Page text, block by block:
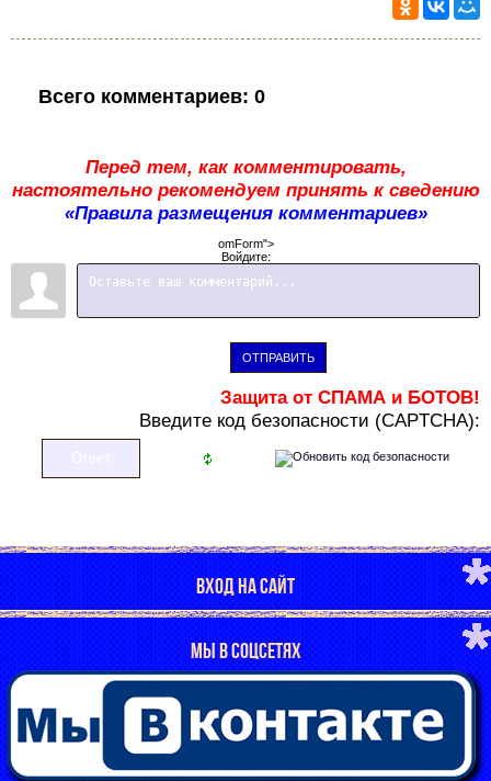
Всего комментариев: 0
Перед тем, как комментировать,
настоятельно рекомендуем принять к сведению
«Правила размещения комментариев»
omForm">
Войдите:
ОТПРАВИТЬ
Защита от СПАМА и БОТОВ!
Введите код безопасности (CAPTCHA):
ВХОД НА САЙТ
МЫ В СОЦСЕТЯХ